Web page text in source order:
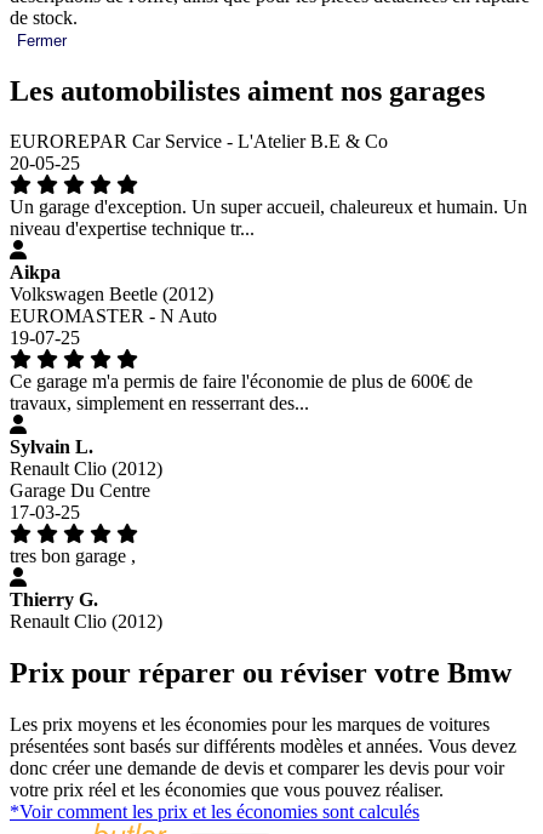
de stock.
Fermer
Les automobilistes aiment nos garages
EUROREPAR Car Service - L'Atelier B.E & Co
20-05-25
Un garage d'exception. Un super accueil, chaleureux et humain. Un
niveau d'expertise technique tr...
Aikpa
Volkswagen Beetle (2012)
EUROMASTER - N Auto
19-07-25
Ce garage m'a permis de faire l'économie de plus de 600€ de
travaux, simplement en resserrant des...
Sylvain L.
Renault Clio (2012)
Garage Du Centre
17-03-25
tres bon garage ,
Thierry G.
Renault Clio (2012)
Prix pour réparer ou réviser votre Bmw
Les prix moyens et les économies pour les marques de voitures
présentées sont basés sur différents modèles et années. Vous devez
donc créer une demande de devis et comparer les devis pour voir
votre prix réel et les économies que vous pouvez réaliser.
*Voir comment les prix et les économies sont calculés